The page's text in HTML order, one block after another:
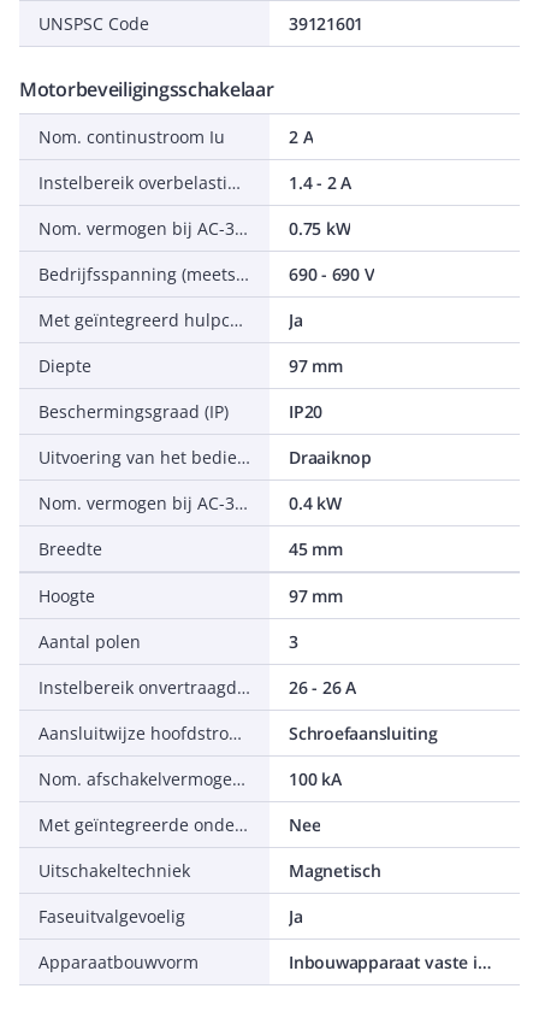
UNSPSC Code 39121601
Motorbeveiligingsschakelaar
Nom. continustroom Iu
2 A
Instelbereik overbelastingsbeveiliging
1.4 - 2 A
Nom. vermogen bij AC-3, 400 V
0.75 kW
Bedrijfsspanning (meetspanning)
690 - 690 V
Met geïntegreerd hulpcontact
Ja
Diepte
97 mm
Beschermingsgraad (IP)
IP20
Uitvoering van het bedieningselement
Draaiknop
Nom. vermogen bij AC-3, 230 V
0.4 kW
Breedte
45 mm
Hoogte
97 mm
Aantal polen
3
Instelbereik onvertraagde kortsluitbeveiliging
26 - 26 A
Aansluitwijze hoofdstroomcircuit
Schroefaansluiting
Nom. afschakelvermogen Icu bij 400 V, AC
100 kA
Met geïntegreerde onderspanningsspoel
Nee
Uitschakeltechniek
Magnetisch
Faseuitvalgevoelig
Ja
Apparaatbouwvorm
Inbouwapparaat vaste inbouw techniek